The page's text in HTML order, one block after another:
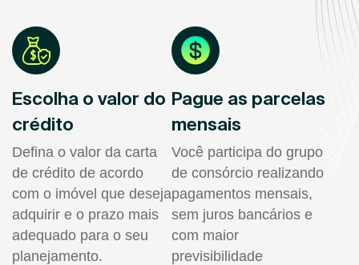
Escolha o valor do
crédito
Defina o valor da carta
de crédito de acordo
com o imóvel que deseja
adquirir e o prazo mais
adequado para o seu
planejamento.
Pague as parcelas
mensais
Você participa do grupo
de consórcio realizando
pagamentos mensais,
sem juros bancários e
com maior
previsibilidade